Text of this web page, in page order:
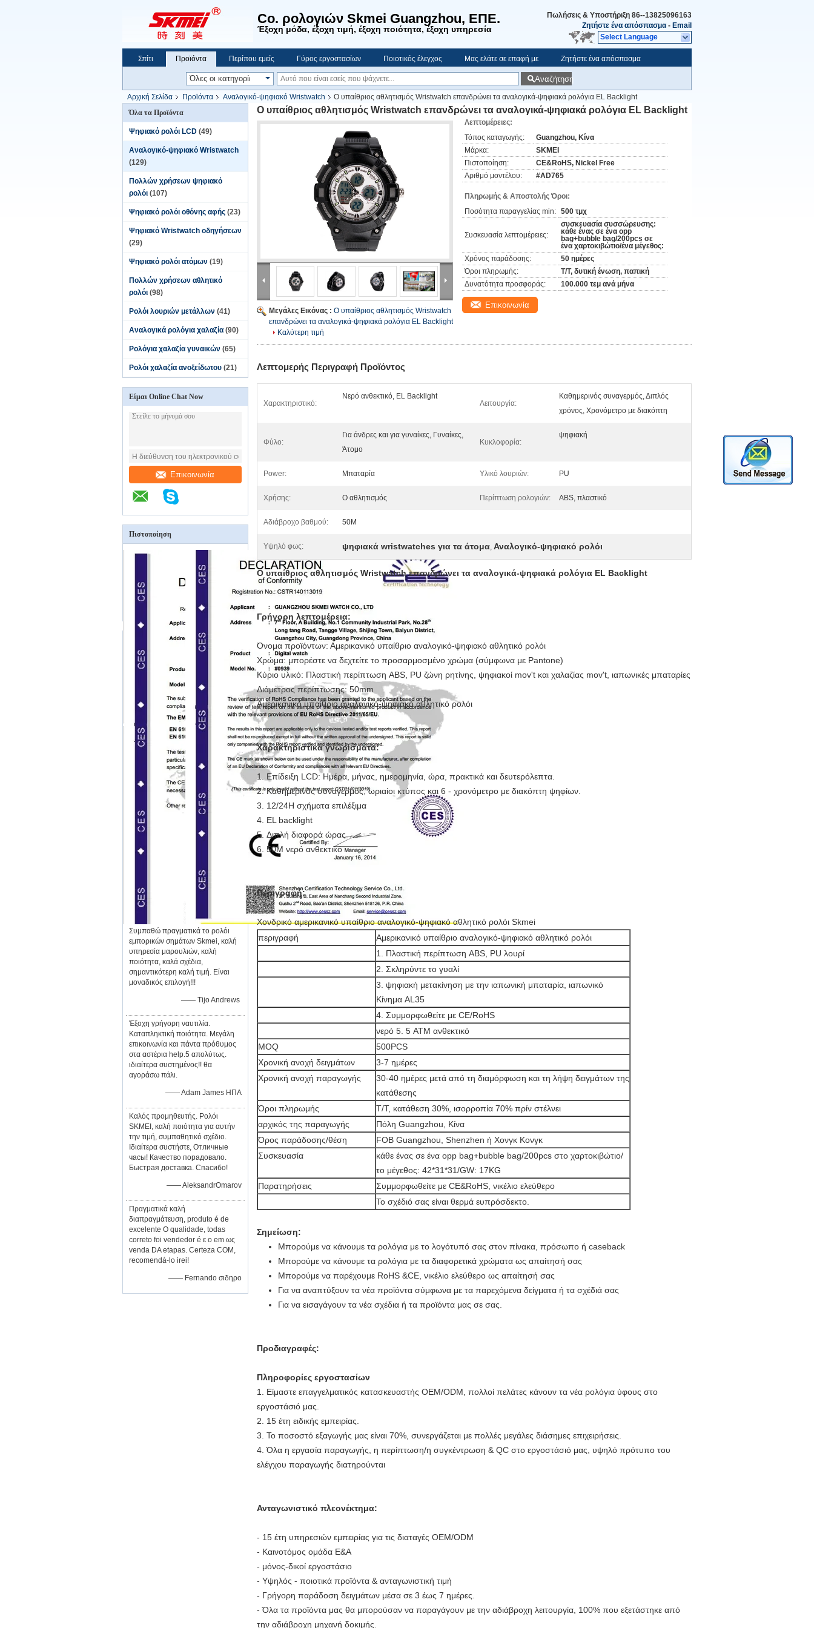
Co. ρολογιών Skmei Guangzhou, ΕΠΕ.
Έξοχη μόδα, έξοχη τιμή, έξοχη ποιότητα, έξοχη υπηρεσία
Πωλήσεις & Υποστήριξη 86--13825096163
Ζητήστε ένα απόσπασμα - Email
Select Language
Σπίτι Προϊόντα Περίπου εμείς Γύρος εργοστασίων Ποιοτικός έλεγχος Μας ελάτε σε επαφή με Ζητήστε ένα απόσπασμα
Αναζήτηση
Αρχική Σελίδα Προϊόντα Αναλογικό-ψηφιακό Wristwatch
Ο υπαίθριος αθλητισμός Wristwatch επανδρώνει τα αναλογικά-ψηφιακά ρολόγια EL Backlight
Όλα τα Προϊόντα
Ψηφιακό ρολόι LCD (49)
Αναλογικό-ψηφιακό Wristwatch
(129)
Πολλών χρήσεων ψηφιακό
ρολόι (107)
Ψηφιακό ρολόι οθόνης αφής (23)
Ψηφιακό Wristwatch οδηγήσεων
(29)
Ψηφιακό ρολόι ατόμων (19)
Πολλών χρήσεων αθλητικό
ρολόι (98)
Ρολόι λουριών μετάλλων (41)
Αναλογικά ρολόγια χαλαζία (90)
Ρολόγια χαλαζία γυναικών (65)
Ρολόι χαλαζία ανοξείδωτου (21)
Είμαι Online Chat Now
Επικοινωνία
Πιστοποίηση
Συμπαθώ πραγματικά το ρολόι
εμπορικών σημάτων Skmei, καλή
υπηρεσία μαρουλιών, καλή
ποιότητα, καλά σχέδια,
σημαντικότερη καλή τιμή. Είναι
μοναδικός επιλογή!!!
—— Tijo Andrews
Έξοχη γρήγορη ναυτιλία.
Καταπληκτική ποιότητα. Μεγάλη
επικοινωνία και πάντα πρόθυμος
στα αστέρια help.5 απολύτως.
ιδιαίτερα συστημένος!! θα
αγοράσω πάλι.
—— Adam James ΗΠΑ
Καλός προμηθευτής. Ρολόι
SKMEI, καλή ποιότητα για αυτήν
την τιμή, συμπαθητικό σχέδιο.
Ιδιαίτερα συστήστε, Отличные
часы! Качество порадовало.
Быстрая доставка. Спасибо!
—— AleksandrOmarov
Πραγματικά καλή
διαπραγμάτευση, produto é de
excelente Ο qualidade, todas
correto foi vendedor é ε ο em ως
venda DA etapas. Certeza COM,
recomendá-lo irei!
—— Fernando σιδηρο
Ο υπαίθριος αθλητισμός Wristwatch επανδρώνει τα αναλογικά-ψηφιακά ρολόγια EL Backlight
Μεγάλες Εικόνας : Ο υπαίθριος αθλητισμός Wristwatch
επανδρώνει τα αναλογικά-ψηφιακά ρολόγια EL Backlight
Καλύτερη τιμή
Λεπτομέρειες:
Τόπος καταγωγής:
Guangzhou, Κίνα
Μάρκα:
SKMEI
Πιστοποίηση:
CE&RoHS, Nickel Free
Αριθμό μοντέλου:
#AD765
Πληρωμής & Αποστολής Όροι:
Ποσότητα παραγγελίας min: 500 τμχ
Συσκευασία λεπτομέρειες:
συσκευασία συσσώρευσης:
κάθε ένας σε ένα opp
bag+bubble bag/200pcs σε
ένα χαρτοκιβώτιο/ένα μέγεθος:
Χρόνος παράδοσης:
50 ημέρες
Όροι πληρωμής:
T/T, δυτική ένωση, παπική
Δυνατότητα προσφοράς:
100.000 τεμ ανά μήνα
Επικοινωνία
Λεπτομερής Περιγραφή Προϊόντος
Χαρακτηριστικό:
Νερό ανθεκτικό, EL Backlight
Λειτουργία:
Καθημερινός συναγερμός, Διπλός
χρόνος, Χρονόμετρο με διακόπτη
Φύλο:
Για άνδρες και για γυναίκες, Γυναίκες,
Άτομο
Κυκλοφορία:
ψηφιακή
Power: Μπαταρία Υλικό λουριών: PU
Χρήσης: Ο αθλητισμός Περίπτωση ρολογιών: ABS, πλαστικό
Αδιάβροχο βαθμού: 50M
Υψηλό φως: ψηφιακά wristwatches για τα άτομα, Αναλογικό-ψηφιακό ρολόι
Ο υπαίθριος αθλητισμός Wristwatch επανδρώνει τα αναλογικά-ψηφιακά ρολόγια EL Backlight
Γρήγορη λεπτομέρεια:
Όνομα προϊόντων: Αμερικανικό υπαίθριο αναλογικό-ψηφιακό αθλητικό ρολόι
Χρώμα: μπορέστε να δεχτείτε το προσαρμοσμένο χρώμα (σύμφωνα με Pantone)
Κύριο υλικό: Πλαστική περίπτωση ABS, PU ζώνη ρητίνης, ψηφιακοί mov't και χαλαζίας mov't, ιαπωνικές μπαταρίες
Διάμετρος περίπτωσης: 50mm
Αμερικανικό υπαίθριο αναλογικό-ψηφιακό αθλητικό ρολόι
Χαρακτηριστικά γνωρίσματα:
1. Επίδειξη LCD: Ημέρα, μήνας, ημερομηνία, ώρα, πρακτικά και δευτερόλεπτα.
2. Καθημερινός συναγερμός, ωριαίοι κτύπος και 6 - χρονόμετρο με διακόπτη ψηφίων.
3. 12/24H σχήματα επιλέξιμα
4. EL backlight
5. Διπλή διαφορά ώρας
6. 50M νερό ανθεκτικό
Περιγραφή:
Χονδρικό αμερικανικό υπαίθριο αναλογικό-ψηφιακό αθλητικό ρολόι Skmei
περιγραφή
Αμερικανικό υπαίθριο αναλογικό-ψηφιακό αθλητικό ρολόι
1. Πλαστική περίπτωση ABS, PU λουρί
2. Σκληρύντε το γυαλί
3. ψηφιακή μετακίνηση με την ιαπωνική μπαταρία, ιαπωνικό
Κίνημα AL35
4. Συμμορφωθείτε με CE/RoHS
νερό 5. 5 ATM ανθεκτικό
MOQ
500PCS
Χρονική ανοχή δειγμάτων
3-7 ημέρες
Χρονική ανοχή παραγωγής
30-40 ημέρες μετά από τη διαμόρφωση και τη λήψη δειγμάτων της
κατάθεσης
Όροι πληρωμής
T/T, κατάθεση 30%, ισορροπία 70% πρίν στέλνει
αρχικός της παραγωγής
Πόλη Guangzhou, Κίνα
Όρος παράδοσης/θέση
FOB Guangzhou, Shenzhen ή Χονγκ Κονγκ
Συσκευασία
κάθε ένας σε ένα opp bag+bubble bag/200pcs στο χαρτοκιβώτιο/
το μέγεθος: 42*31*31/GW: 17KG
Παρατηρήσεις
Συμμορφωθείτε με CE&RoHS, νικέλιο ελεύθερο
Το σχέδιό σας είναι θερμά ευπρόσδεκτο.
Σημείωση:
Μπορούμε να κάνουμε τα ρολόγια με το λογότυπό σας στον πίνακα, πρόσωπο ή caseback
Μπορούμε να κάνουμε τα ρολόγια με τα διαφορετικά χρώματα ως απαίτησή σας
Μπορούμε να παρέχουμε RoHS &CE, νικέλιο ελεύθερο ως απαίτησή σας
Για να αναπτύξουν τα νέα προϊόντα σύμφωνα με τα παρεχόμενα δείγματα ή τα σχέδιά σας
Για να εισαγάγουν τα νέα σχέδια ή τα προϊόντα μας σε σας.
Προδιαγραφές:
Πληροφορίες εργοστασίων
1. Είμαστε επαγγελματικός κατασκευαστής OEM/ODM, πολλοί πελάτες κάνουν τα νέα ρολόγια ύφους στο
εργοστάσιό μας.
2. 15 έτη ειδικής εμπειρίας.
3. Το ποσοστό εξαγωγής μας είναι 70%, συνεργάζεται με πολλές μεγάλες διάσημες επιχειρήσεις.
4. Όλα η εργασία παραγωγής, η περίπτωση/η συγκέντρωση & QC στο εργοστάσιό μας, υψηλό πρότυπο του
ελέγχου παραγωγής διατηρούνται
Ανταγωνιστικό πλεονέκτημα:
- 15 έτη υπηρεσιών εμπειρίας για τις διαταγές OEM/ODM
- Καινοτόμος ομάδα Ε&Α
- μόνος-δικοί εργοστάσιο
- Υψηλός - ποιοτικά προϊόντα & ανταγωνιστική τιμή
- Γρήγορη παράδοση δειγμάτων μέσα σε 3 έως 7 ημέρες.
- Όλα τα προϊόντα μας θα μπορούσαν να παραγάγουν με την αδιάβροχη λειτουργία, 100% που εξετάστηκε από
την αδιάβροχη μηχανή δοκιμής.